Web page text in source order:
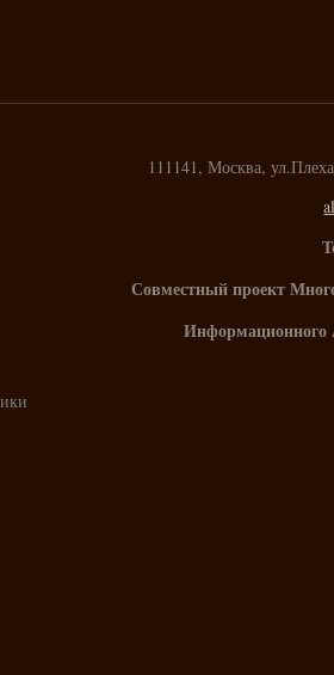
111141, Москва,
Совместный проект